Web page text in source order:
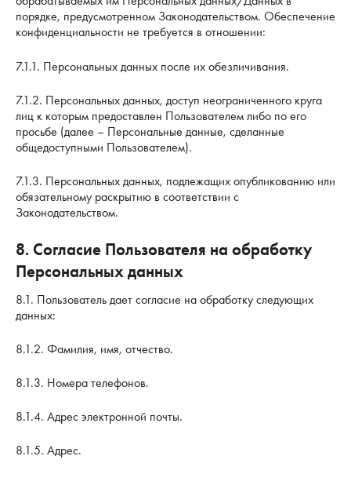
порядке, предусмотренном Законодательством. Обеспечение
конфиденциальности не требуется в отношении:
7.1.1. Персональных данных после их обезличивания.
7.1.2. Персональных данных, доступ неограниченного круга
лиц к которым предоставлен Пользователем либо по его
просьбе (далее – Персональные данные, сделанные
общедоступными Пользователем).
7.1.3. Персональных данных, подлежащих опубликованию или
обязательному раскрытию в соответствии с
Законодательством.
8. Согласие Пользователя на обработку
Персональных данных
8.1. Пользователь дает согласие на обработку следующих
данных:
8.1.2. Фамилия, имя, отчество.
8.1.3. Номера телефонов.
8.1.4. Адрес электронной почты.
8.1.5. Адрес.